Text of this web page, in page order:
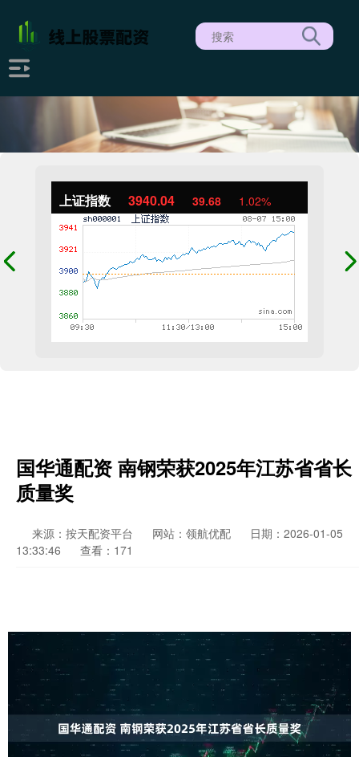
上证指数 3940.04 39.68 1.02%
国华通配资 南钢荣获2025年江苏省省长
质量奖
来源：按天配资平台 网站：领航优配
日期：2026-01-05
13:33:46
查看：171